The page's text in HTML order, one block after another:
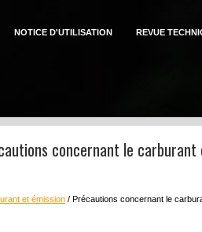
NOTICE D'UTILISATION REVUE
concernant le carburant
et émission / Précautions concernant le